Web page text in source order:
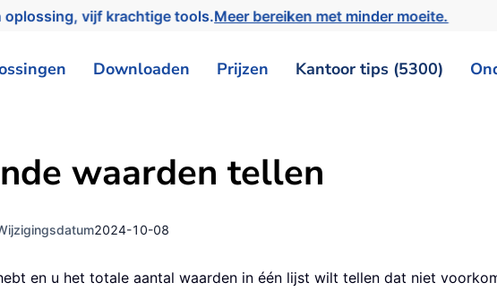
vijf krachtige tools.Meer bereiken met minder moeite.
Downloaden Prijzen Kantoor tips (5300)
waarden tellen
2024-10-08
en u het totale aantal waarden in één lijst wilt tellen dat niet